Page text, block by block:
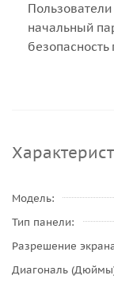
Пользователи
начальный
безопасность
Модель
Тип панели
Разрешение
Диагональ